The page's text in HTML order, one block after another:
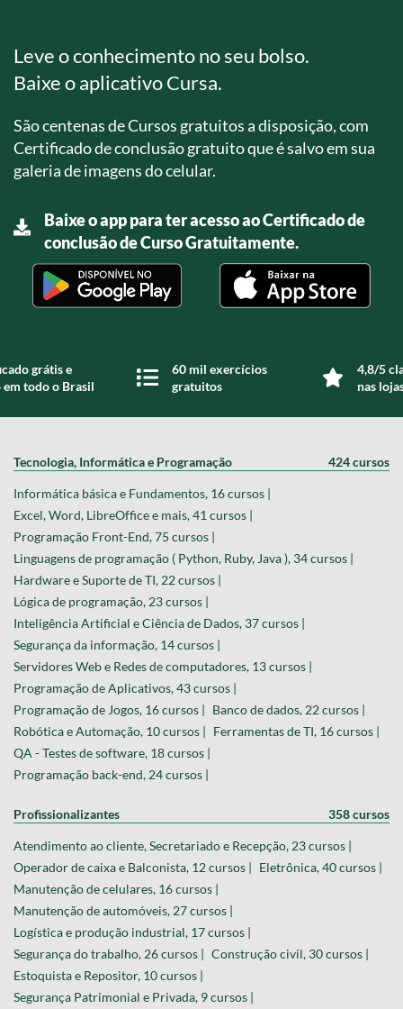
Leve o conhecimento no seu bolso.
Baixe o aplicativo Cursa.
São centenas de Cursos gratuitos a disposição, com
Certificado de conclusão gratuito que é salvo em sua
galeria de imagens do celular.
Baixe o app para ter acesso ao Certificado de
conclusão de Curso Gratuitamente.
grátis e
todo o Brasil
60 mil exercícios
gratuitos
4,8/5
nas
Tecnologia, Informática e Programação 424 cursos
Informática básica e Fundamentos, 16 cursos |
Excel, Word, LibreOffice e mais, 41 cursos |
Programação Front-End, 75 cursos |
Linguagens de programação ( Python, Ruby, Java ), 34 cursos |
Hardware e Suporte de TI, 22 cursos |
Lógica de programação, 23 cursos |
Inteligência Artificial e Ciência de Dados, 37 cursos |
Segurança da informação, 14 cursos |
Servidores Web e Redes de computadores, 13 cursos |
Programação de Aplicativos, 43 cursos |
Programação de Jogos, 16 cursos | Banco de dados, 22 cursos |
Robótica e Automação, 10 cursos | Ferramentas de TI, 16 cursos |
QA - Testes de software, 18 cursos |
Programação back-end, 24 cursos |
Profissionalizantes 358 cursos
Atendimento ao cliente, Secretariado e Recepção, 23 cursos |
Operador de caixa e Balconista, 12 cursos | Eletrônica, 40 cursos |
Manutenção de celulares, 16 cursos |
Manutenção de automóveis, 27 cursos |
Logística e produção industrial, 17 cursos |
Segurança do trabalho, 26 cursos | Construção civil, 30 cursos |
Estoquista e Repositor, 10 cursos |
Segurança Patrimonial e Privada, 9 cursos |